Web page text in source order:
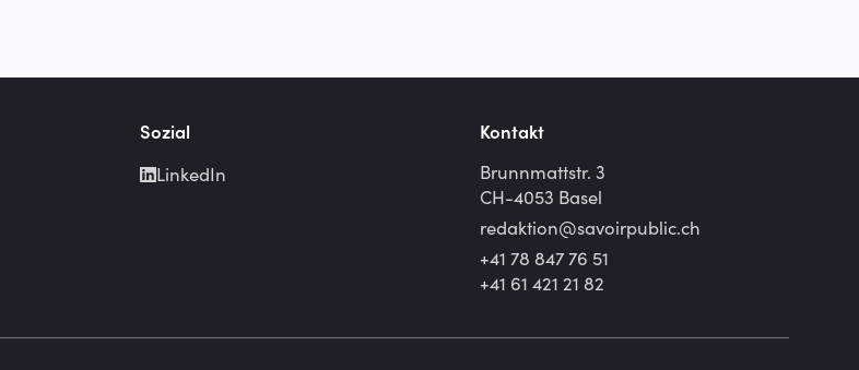
Sozial
LinkedIn
Kontakt
Brunnmattstr. 3
CH-4053 Basel
redaktion@savoirpublic.ch
+41 78 847 76 51
+41 61 421 21 82